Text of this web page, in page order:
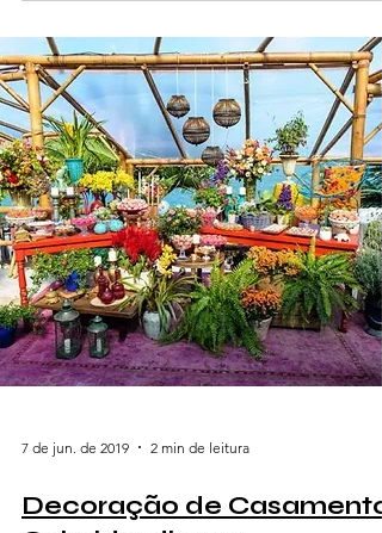
7 de jun. de 2019
Decoração de Casamento